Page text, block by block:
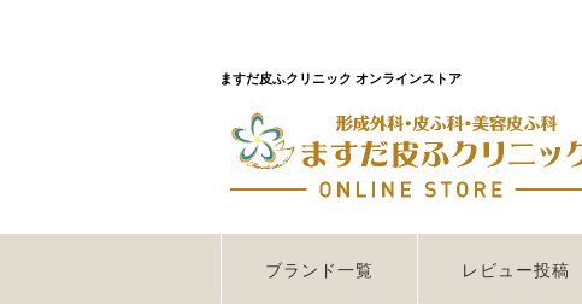
ますだ皮ふクリニック オンラインストア
ブランド一覧 レビュー投稿